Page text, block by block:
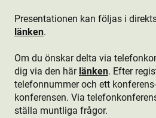
Presentationen kan följas i
länken.
Om du önskar delta via
dig via den här länken. Efter
telefonnummer och ett
konferensen. Via
ställa muntliga frågor.